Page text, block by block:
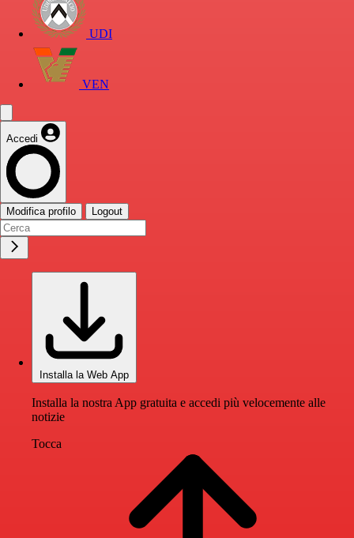
UDI
VEN
Accedi
Modifica profilo Logout
Installa la Web App
Installa la nostra App gratuita e accedi più velocemente alle
notizie
Tocca